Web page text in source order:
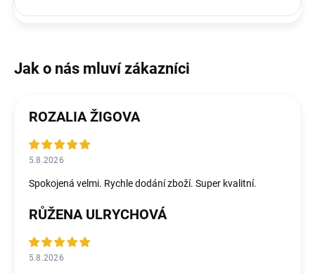
ROZALIA ŽIGOVA
5.8.2026
Spokojená velmi. Rychle dodání zboží. Super kvalitní.
RŮŽENA ULRYCHOVÁ
5.8.2026